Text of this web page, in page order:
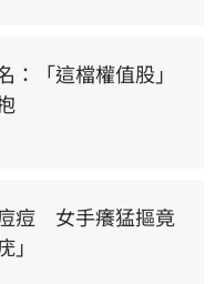
：「這檔權值股」
痘　女手癢猛摳竟
」